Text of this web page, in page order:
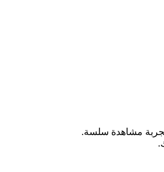
تجربة مشاهدة سلسة.